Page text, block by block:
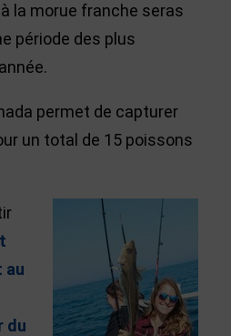
la morue franche seras
période des plus
permet de capturer
un total de 15 poissons
au
du